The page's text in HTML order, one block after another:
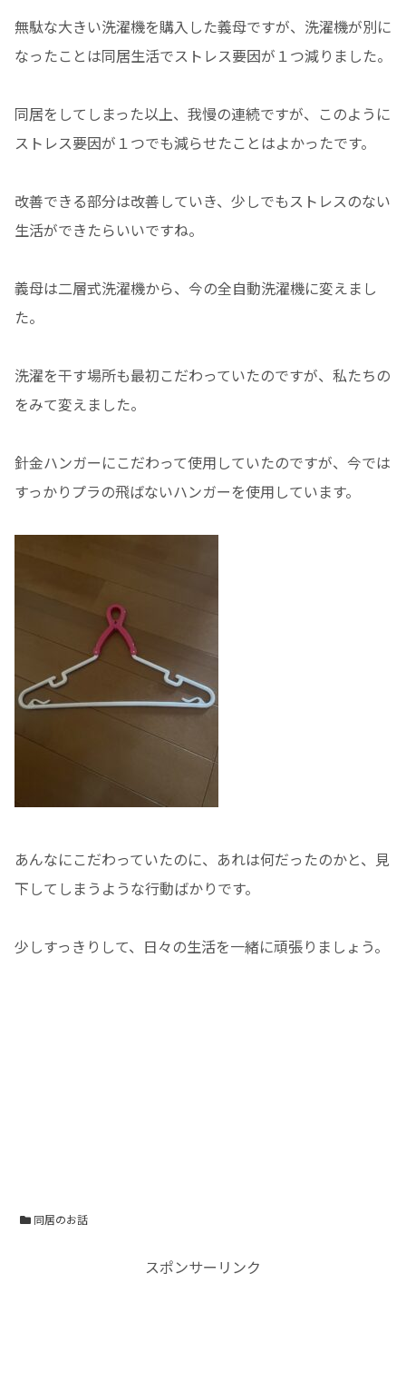
無駄な大きい洗濯機を購入した義母ですが、洗濯機が別に
なったことは同居生活でストレス要因が１つ減りました。
同居をしてしまった以上、我慢の連続ですが、このように
ストレス要因が１つでも減らせたことはよかったです。
改善できる部分は改善していき、少しでもストレスのない
生活ができたらいいですね。
義母は二層式洗濯機から、今の全自動洗濯機に変えまし
た。
洗濯を干す場所も最初こだわっていたのですが、私たちの
をみて変えました。
針金ハンガーにこだわって使用していたのですが、今では
すっかりプラの飛ばないハンガーを使用しています。
あんなにこだわっていたのに、あれは何だったのかと、見
下してしまうような行動ばかりです。
少しすっきりして、日々の生活を一緒に頑張りましょう。
同居のお話
スポンサーリンク